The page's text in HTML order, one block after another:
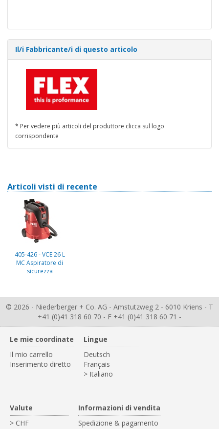
Il/i Fabbricante/i di questo articolo
* Per vedere più articoli del produttore clicca sul logo
corrispondente
Articoli visti di recente
405-426 - VCE 26 L
MC Aspiratore di
sicurezza
© 2026 - Niederberger + Co. AG - Amstutzweg 2 - 6010 Kriens - T
+41 (0)41 318 60 70 - F +41 (0)41 318 60 71 -
Le mie coordinate
Il mio carrello
Inserimento diretto
Lingue
Deutsch
Français
> Italiano
Valute
> CHF
Informazioni di vendita
Spedizione & pagamento